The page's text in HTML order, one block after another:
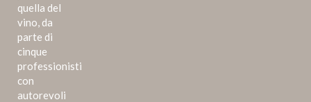
quella del
vino, da
parte di
cinque
professionisti
con
autorevoli